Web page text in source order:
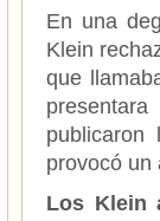
En una
Klein
que
provocó un
Los Klein